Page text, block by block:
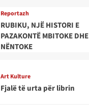
Reportazh
RUBIKU, NJË HISTORI E
PAZAKONTË MBITOKE DHE
NËNTOKE
Art Kulture
Fjalë të urta për librin